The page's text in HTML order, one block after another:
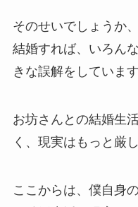
そのせいでしょうか
結婚すれば、いろん
きな誤解をしています
お坊さんとの結婚生
く、現実はもっと厳
ここからは、僕自身